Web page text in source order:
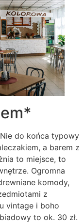
do końca typowy
a barem z
to miejsce, to
Ogromna
komody,
z
vintage i boho
to ok. 30 zł.